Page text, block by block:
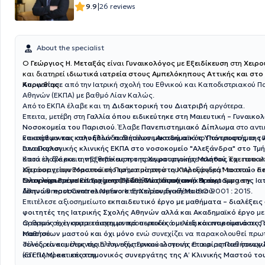
9.9|26 reviews
About the specialist
O Γεώργιος Η. Μεταξάς είναι Γυναικολόγος με Εξειδίκευση στη
και διατηρεί ιδιωτικά ιατρεία στους Αμπελόκηπους Αττικής και στο
Κορινθίας.
Αποφοίτησε από την Ιατρική σχολή του Εθνικού και Καποδιστριακού
Αθηνών (ΕΚΠΑ) με βαθμό Λίαν Καλώς.
Από το ΕΚΠΑ έλαβε και τη Διδακτορική του Διατριβή αργότερα.
Έπειτα, μετέβη στη Γαλλία όπου ειδικεύτηκε στη Μαιευτική –
Νοσοκομεία του Παρισιού. Έλαβε Πανεπιστημιακό Δίπλωμα στο
κακοήθων και καλοήθων παθήσεων μαστούαπό τοΠανεπιστήμιο
στο Παρισι.
Επιστρέφοντας στην Ελλάδα διετέλεσεΑκαδημαϊκός Υπότροφος της
Γυναικολογικής κλινικής ΕΚΠΑ στο νοσοκομείο "Αλεξάνδρα" στο
όπου έλαβε και τηνΕξειδίκευση της Χειρουργικής Μαστού.Έχει
εξετάσεις, τηνΕυρωπαϊκή Πιστοποίηση στη Χειρουργική Μαστού -
European Board of Surgery (FEBS),Qualification in Breast Surgery.
Κατά τη διάρκεια της θητείας του πραγματοποίησεπλήθος και
Χειρουργείων Μαστούστο τμήμα μαστού του "Αλεξάνδρα" το οποίο
αναγνωρισμένο κέντρο μαστού διεθνώς αφού ανήκει στο
δίκτυο Breast Centres Network. Επιπλέον διαθέτει ISO 9001 : 2015.
Ολοκλήρωσε με Επιτυχία το ΠρώτοΜεταπτυχιακό Πρόγραμμα της
Αθηνών προσανατολισμένο στη Χειρουργική Μαστού.
Επιτέλεσε αξιοσημείωτο εκπαιδευτικό έργο με μαθήματα –
φοιτητές της Ιατρικής Σχολής Αθηνών αλλά και Ακαδημαϊκό έργο
άρθρων σε έγκριτα επιστημονικά περιοδικά με ειδικό αντικείμενο τις
Μαστού.
Ο ιατρός έχει συμμετάσχει με προσωπικέςομιλίες και παρουσιάσεις
παθήσεων μαστού και όχι μόνο ενώ συνεχίζει να παρακολουθεί
συνέδρια και σεμινάρια του εξωτερικού ώστε να επικαιροποιεί
και τις πρακτικές του.
Τέλος, είναι μέλος της Ελληνικής Γυναικολογικής Εταιρίας
(ΕΓΕΠΑΜ) καιεπιστημονικός συνεργάτης της Α’ Κλινικής Μαστού